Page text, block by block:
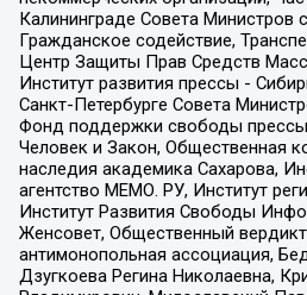
Калининграде Совета Министров
Гражданское содействие,
Центр Защиты Прав Средств
Институт развития прессы -
Санкт-Петербурге Совета
Фонд поддержки свободы
Человек и Закон, Общественная
наследия академика Сахарова,
агентство МЕМО. РУ, Институт
Институт Развития Свободы
Женсовет, Общественный
антимонопольная ассоциация,
Дзугкоева Регина Николаевна,